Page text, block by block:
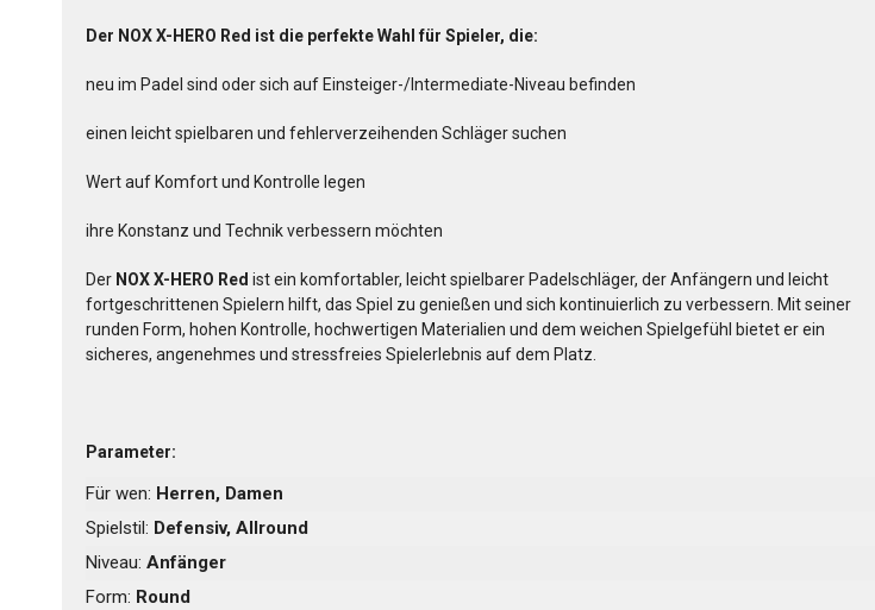
Der NOX X-HERO Red ist die perfekte Wahl für Spieler, die:
neu im Padel sind oder sich auf Einsteiger-/Intermediate-Niveau befinden
einen leicht spielbaren und fehlerverzeihenden Schläger suchen
Wert auf Komfort und Kontrolle legen
ihre Konstanz und Technik verbessern möchten
Der NOX X-HERO Red ist ein komfortabler, leicht spielbarer Padelschläger, der Anfängern und leicht
fortgeschrittenen Spielern hilft, das Spiel zu genießen und sich kontinuierlich zu verbessern. Mit seiner
runden Form, hohen Kontrolle, hochwertigen Materialien und dem weichen Spielgefühl bietet er ein
sicheres, angenehmes und stressfreies Spielerlebnis auf dem Platz.
Parameter:
Für wen: Herren, Damen
Spielstil: Defensiv, Allround
Niveau: Anfänger
Form: Round